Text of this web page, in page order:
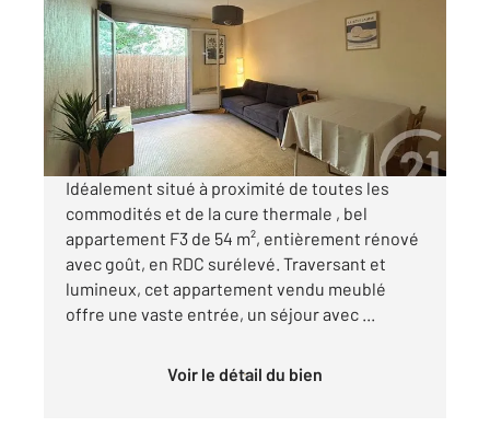
Ref : 10168
Appartement F3 à vendre
64 500 €
Visiter le site dédié
Idéalement situé à proximité de toutes les
commodités et de la cure thermale , bel
appartement F3 de 54 m², entièrement rénové
avec goût, en RDC surélevé. Traversant et
lumineux, cet appartement vendu meublé
offre une vaste entrée, un séjour avec ...
Voir le détail du bien